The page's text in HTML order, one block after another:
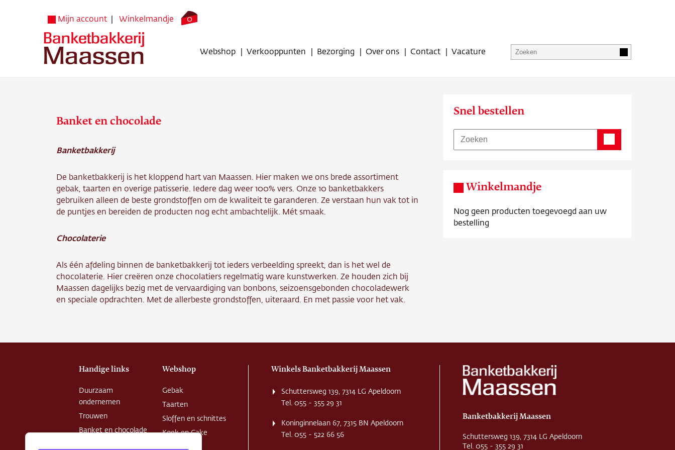
Mijn account Winkelmandje 0
Webshop Verkooppunten Bezorging Over ons Contact Vacature
Verkooppunten
Bezorging
Vacature
Banket en chocolade
Banketbakkerij
De banketbakkerij is het kloppend hart van Maassen. Hier maken we ons brede assortiment
gebak, taarten en overige patisserie. Iedere dag weer 100% vers. Onze 10 banketbakkers
gebruiken alleen de beste grondstoffen om de kwaliteit te garanderen. Ze verstaan hun vak tot in
de puntjes en bereiden de producten nog echt ambachtelijk. Mét smaak.
Chocolaterie
Als één afdeling binnen de banketbakkerij tot ieders verbeelding spreekt, dan is het wel de
chocolaterie. Hier creëren onze chocolatiers regelmatig ware kunstwerken. Ze houden zich bij
Maassen dagelijks bezig met de vervaardiging van bonbons, seizoensgebonden chocoladewerk
en speciale opdrachten. Met de allerbeste grondstoffen, uiteraard. En met passie voor het vak.
Snel bestellen
Winkelmandje
Nog geen producten toegevoegd aan uw
bestelling
Handige links
Duurzaam
ondernemen
Trouwen
Banket en chocolade
Webshop
Gebak
Taarten
Sloffen en schnittes
Koek en Cake
Winkels Banketbakkerij Maassen
Schuttersweg 139, 7314 LG Apeldoorn
Tel. 055 - 355 29 31
Koninginnelaan 67, 7315 BN Apeldoorn
Tel. 055 - 522 66 56
Banketbakkerij Maassen
Schuttersweg 139, 7314 LG Apeldoorn
Tel. 055 - 355 29 31